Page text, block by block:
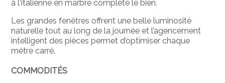
à l'italienne en marbre complète le bien.
Les grandes fenêtres offrent une belle luminosité
naturelle tout au long de la journée et l’agencement
intelligent des pièces permet d’optimiser chaque
mètre carré.
COMMODITÉS